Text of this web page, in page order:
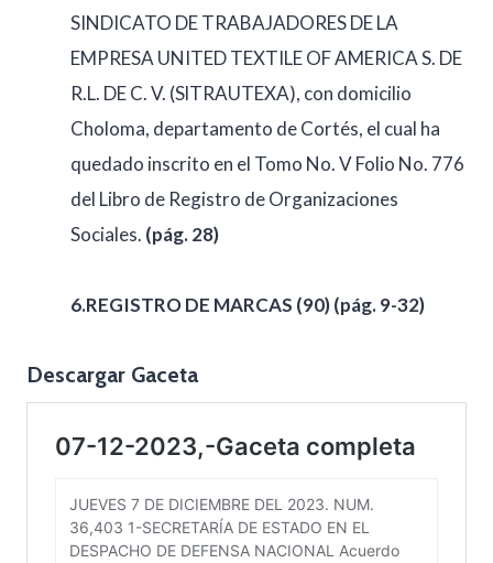
SINDICATO DE TRABAJADORES DE LA
EMPRESA UNITED TEXTILE OF AMERICA S. DE
R.L. DE C. V. (SlTRAUTEXA), con domicilio
Choloma, departamento de Cortés, el cual ha
quedado inscrito en el Tomo No. V Folio No. 776
del Libro de Registro de Organizaciones
Sociales. (pág. 28)
6.REGISTRO DE MARCAS (90)(pág. 9-32)
Descargar Gaceta